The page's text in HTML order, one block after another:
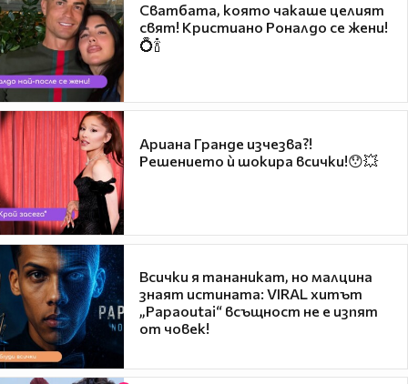
Сватбата, която чакаше целият
свят! Кристиано Роналдо се жени!
💍🍾
Ариана Гранде изчезва?!
Решението ѝ шокира всички!😯💥
Всички я тананикат, но малцина
знаят истината: VIRAL хитът
„Papaoutai“ всъщност не е изпят
от човек!